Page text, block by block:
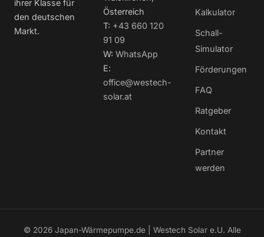
ihrer Klasse für
den deutschen
Markt.
Österreich
T: +43 660 120
91 09
W: WhatsApp
E:
office@westech-
solar.at
Kalkulator
Schall-
Simulator
Förderungen
FAQ
Ratgeber
Kontakt
Partner
werden
© 2026 Japan-Wärmepumpe.de | Westech Solar e.U. Alle